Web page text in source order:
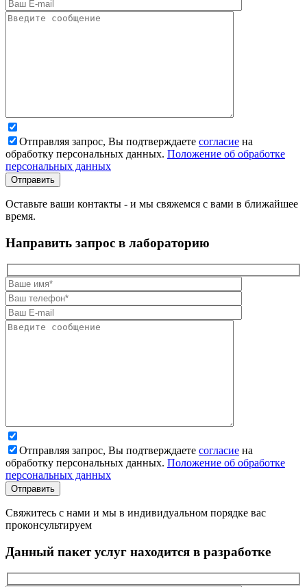
Отправляя запрос, Вы подтверждаете согласие на
обработку персональных данных. Положение об обработке
персональных данных
Оставьте ваши контакты - и мы свяжемся с вами в ближайшее
время.
Направить запрос в лабораторию
Отправляя запрос, Вы подтверждаете согласие на
обработку персональных данных. Положение об обработке
персональных данных
Свяжитесь с нами и мы в индивидуальном порядке вас
проконсультируем
Данный пакет услуг находится в разработке